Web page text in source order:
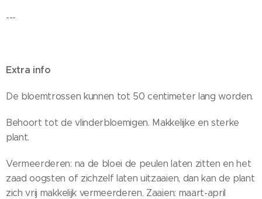
---
Extra info
De bloemtrossen kunnen tot 50 centimeter lang worden.
Behoort tot de vlinderbloemigen. Makkelijke en sterke
plant.
Vermeerderen: na de bloei de peulen laten zitten en het
zaad oogsten of zichzelf laten uitzaaien, dan kan de plant
zich vrij makkelijk vermeerderen. Zaaien: maart-april